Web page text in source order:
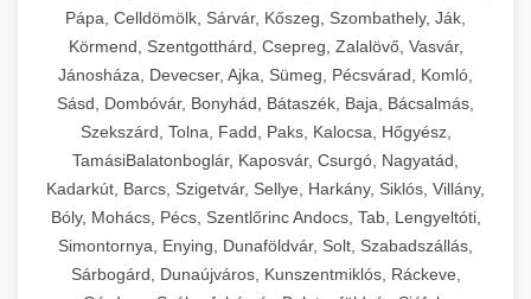
Pápa, Celldömölk, Sárvár, Kőszeg, Szombathely, Ják,
Körmend, Szentgotthárd, Csepreg, Zalalövő, Vasvár,
Jánosháza, Devecser, Ajka, Sümeg, Pécsvárad, Komló,
Sásd, Dombóvár, Bonyhád, Bátaszék, Baja, Bácsalmás,
Szekszárd, Tolna, Fadd, Paks, Kalocsa, Hőgyész,
TamásiBalatonboglár, Kaposvár, Csurgó, Nagyatád,
Kadarkút, Barcs, Szigetvár, Sellye, Harkány, Siklós, Villány,
Bóly, Mohács, Pécs, Szentlőrinc Andocs, Tab, Lengyeltóti,
Simontornya, Enying, Dunaföldvár, Solt, Szabadszállás,
Sárbogárd, Dunaújváros, Kunszentmiklós, Ráckeve,